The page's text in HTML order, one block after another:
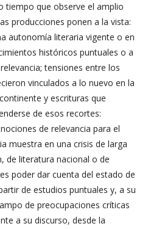
tiempo que observe el amplio
producciones ponen a la vista:
autonomía literaria vigente o en
históricos puntuales o a
tensiones entre los
vinculados a lo nuevo en la
y escrituras que
de esos recortes:
de relevancia para el
muestra en una crisis de larga
de literatura nacional o de
poder dar cuenta del estado de
de estudios puntuales y, a su
de preocupaciones críticas
a su discurso, desde la